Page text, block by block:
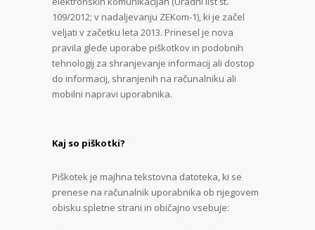
109/2012; v nadaljevanju ZEKom-1), ki je začel
veljati v začetku leta 2013. Prinesel je nova
pravila glede uporabe piškotkov in podobnih
tehnologij za shranjevanje informacij ali dostop
do informacij, shranjenih na računalniku ali
mobilni napravi uporabnika.
Kaj so piškotki?
Piškotek je majhna tekstovna datoteka, ki se
prenese na računalnik uporabnika ob njegovem
obisku spletne strani in običajno vsebuje: